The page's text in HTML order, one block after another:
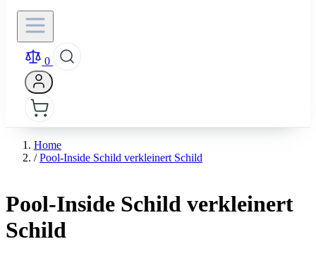
0
Home
/ Pool-Inside Schild verkleinert Schild
Pool-Inside Schild verkleinert
Schild